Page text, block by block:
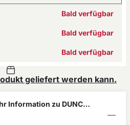
Bald verfügbar
Bald verfügbar
Bald verfügbar
geliefert werden kann.
Information zu DUNC